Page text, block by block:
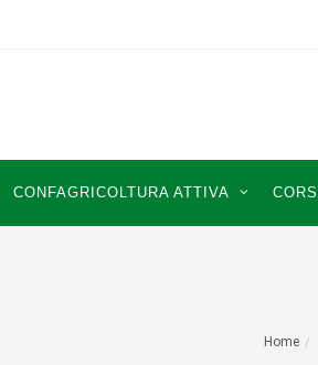
CONFAGRICOLTURA ATTIVA
Home